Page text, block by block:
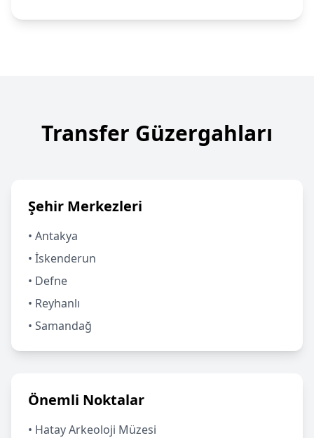
Transfer Güzergahları
Şehir Merkezleri
• Antakya
• İskenderun
• Defne
• Reyhanlı
• Samandağ
Önemli Noktalar
• Hatay Arkeoloji Müzesi